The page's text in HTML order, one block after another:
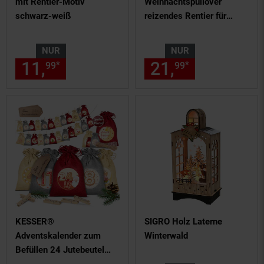
schwarz-weiß
NUR
11,99* € Sternchen
reizendes Rentier für
NUR
21,99*
KESSER®
Adventskalender zum
Befüllen 24 Jutebeutel
SIGRO Holz Laterne
Winterwald